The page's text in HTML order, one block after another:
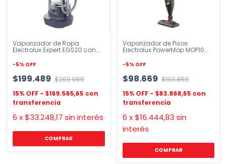
Vaporizador de Ropa
Electrolux Expert EGS20 con
-5% OFF
$199.489 $209.989
$169.565,65
6 x$33.248,17 sin interés
Vaporizador de Pisos
Electrolux PowerMop MOP10
-5% OFF
$98.669 $103.859
$83.868,65
6 x$16.444,83 sin
interés